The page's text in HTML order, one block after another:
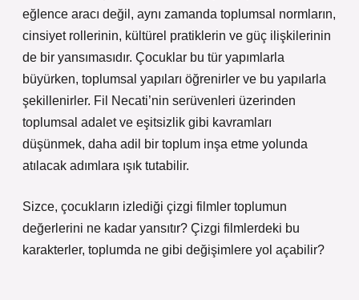
eğlence aracı değil, aynı zamanda toplumsal normların,
cinsiyet rollerinin, kültürel pratiklerin ve güç ilişkilerinin
de bir yansımasıdır. Çocuklar bu tür yapımlarla
büyürken, toplumsal yapıları öğrenirler ve bu yapılarla
şekillenirler. Fil Necati’nin serüvenleri üzerinden
toplumsal adalet ve eşitsizlik gibi kavramları
düşünmek, daha adil bir toplum inşa etme yolunda
atılacak adımlara ışık tutabilir.
Sizce, çocukların izlediği çizgi filmler toplumun
değerlerini ne kadar yansıtır? Çizgi filmlerdeki bu
karakterler, toplumda ne gibi değişimlere yol açabilir?